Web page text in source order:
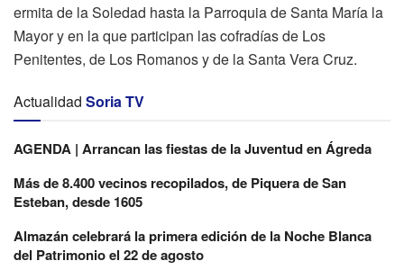
ermita de la Soledad hasta la Parroquia de Santa María la
Mayor y en la que participan las cofradías de Los
Penitentes, de Los Romanos y de la Santa Vera Cruz.
Actualidad Soria TV
AGENDA | Arrancan las fiestas de la Juventud en Ágreda
Más de 8.400 vecinos recopilados, de Piquera de San
Esteban, desde 1605
Almazán celebrará la primera edición de la Noche Blanca
del Patrimonio el 22 de agosto